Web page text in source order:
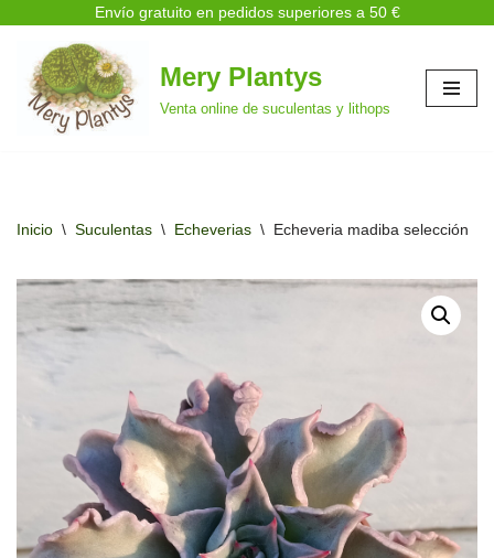
Envío gratuito en pedidos superiores a 50 €
Saltar
al
contenido
Mery Plantys
Venta online de suculentas y lithops
Inicio \ Suculentas \ Echeverias \ Echeveria madiba selección